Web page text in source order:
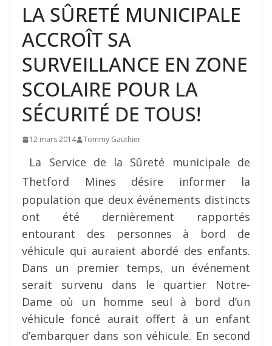
LA SÛRETÉ MUNICIPALE
ACCROÎT SA
SURVEILLANCE EN ZONE
SCOLAIRE POUR LA
SÉCURITÉ DE TOUS!
12 mars 2014 Tommy Gauthier
La Service de la Sûreté municipale de
Thetford Mines désire informer la
population que deux événements distincts
ont été dernièrement rapportés
entourant des personnes à bord de
véhicule qui auraient abordé des enfants.
Dans un premier temps, un événement
serait survenu dans le quartier Notre-
Dame où un homme seul à bord d’un
véhicule foncé aurait offert à un enfant
d’embarquer dans son véhicule. En second